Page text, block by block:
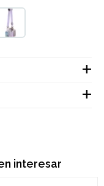
interesar